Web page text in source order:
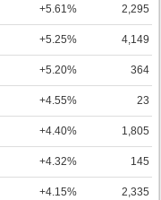
+5.61% 2,295
+5.25% 4,149
+5.20% 364
+4.55% 23
+4.40% 1,805
+4.32% 145
+4.15% 2,335